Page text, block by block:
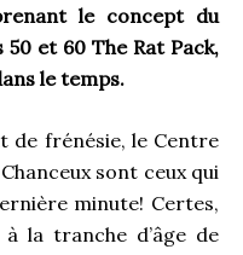
le concept du
et 60 The Rat Pack,
le temps.
de frénésie, le Centre
sont ceux qui
minute! Certes,
la tranche d’âge de